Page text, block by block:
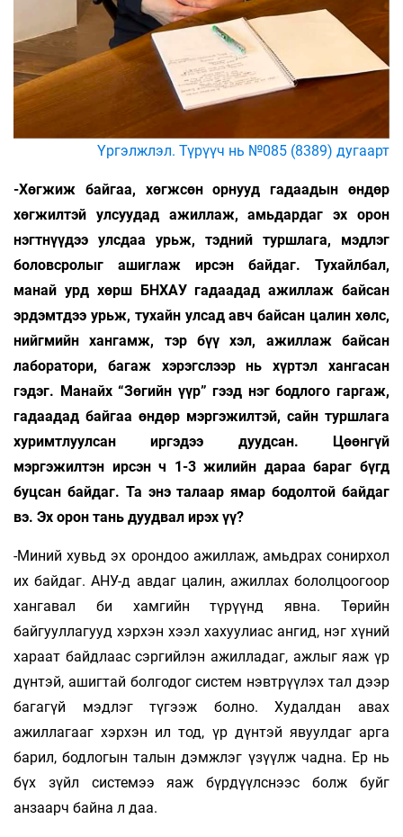
Үргэлжлэл. Түрүүч нь №085 (8389) дугаарт
-Хөгжиж байгаа, хөгжсөн орнууд гадаадын өндөр
хөгжилтэй улсуудад ажиллаж, амьдардаг эх орон
нэгтнүүдээ улсдаа урьж, тэдний туршлага, мэдлэг
боловсролыг ашиглаж ирсэн байдаг. Тухайлбал,
манай урд хөрш БНХАУ гадаадад ажиллаж байсан
эрдэмтдээ урьж, тухайн улсад авч байсан цалин хөлс,
нийгмийн хангамж, тэр бүү хэл, ажиллаж байсан
лаборатори, багаж хэрэгслээр нь хүртэл хангасан
гэдэг. Манайх “Зөгийн үүр” гээд нэг бодлого гаргаж,
гадаадад байгаа өндөр мэргэжилтэй, сайн туршлага
хуримтлуулсан иргэдээ дуудсан. Цөөнгүй
мэргэжилтэн ирсэн ч 1-3 жилийн дараа бараг бүгд
буцсан байдаг. Та энэ талаар ямар бодолтой байдаг
вэ. Эх орон тань дуудвал ирэх үү?
-Миний хувьд эх орондоо ажиллаж, амьдрах сонирхол
их байдаг. АНУ-д авдаг цалин, ажиллах бололцоогоор
хангавал би хамгийн түрүүнд явна. Төрийн
байгууллагууд хэрхэн хээл хахуулиас ангид, нэг хүний
хараат байдлаас сэргийлэн ажилладаг, ажлыг яаж үр
дүнтэй, ашигтай болгодог систем нэвтрүүлэх тал дээр
багагүй мэдлэг түгээж болно. Худалдан авах
ажиллагааг хэрхэн ил тод, үр дүнтэй явуулдаг арга
барил, бодлогын талын дэмжлэг үзүүлж чадна. Ер нь
бүх зүйл системээ яаж бүрдүүлснээс болж буйг
анзаарч байна л даа.